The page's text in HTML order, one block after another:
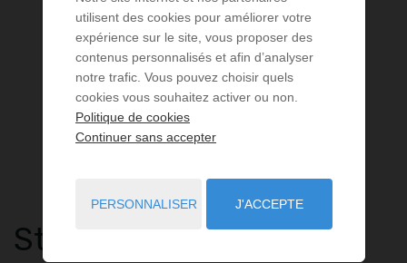
Studio 1 pièce à louer
utilisent des cookies pour améliorer votre
expérience sur le site, vous proposer des
contenus personnalisés et afin d’analyser
notre trafic. Vous pouvez choisir quels
cookies vous souhaitez activer ou non.
Politique de cookies
Continuer sans accepter
PERSONNALISER J'ACCEPTE